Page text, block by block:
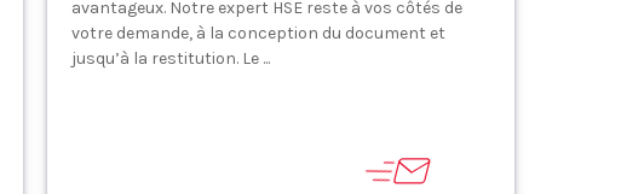
avantageux. Notre expert HSE reste à vos côtés de
votre demande, à la conception du document et
jusqu’à la restitution. Le ...